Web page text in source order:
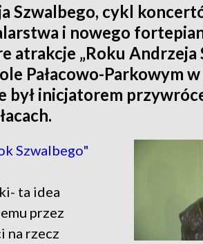
Szwalbego, cykl
i nowego
„Roku Andrzeja
Pałacowo-Parkowym
był inicjatorem
Szwalbego"
ta idea
przez
na rzecz